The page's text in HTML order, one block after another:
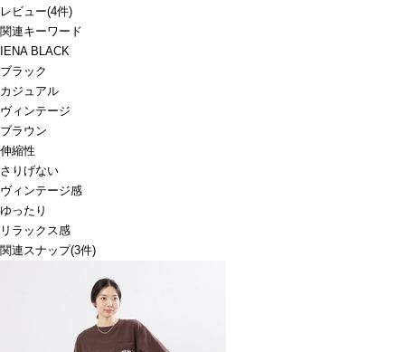
レビュー(4件)
関連キーワード
IENA BLACK
ブラック
カジュアル
ヴィンテージ
ブラウン
伸縮性
さりげない
ヴィンテージ感
ゆったり
リラックス感
関連スナップ(3件)